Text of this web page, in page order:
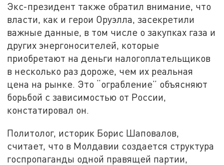
Экс-президент также обратил внимание, что
власти, как и герои Оруэлла, засекретили
важные данные, в том числе о закупках газа и
других энергоносителей, которые
приобретают на деньги налогоплательщиков
в несколько раз дороже, чем их реальная
цена на рынке. Это “ограбление” объясняют
борьбой с зависимостью от России,
констатировал он.
Политолог, историк Борис Шаповалов,
считает, что в Молдавии создается структура
госпропаганды одной правящей партии,